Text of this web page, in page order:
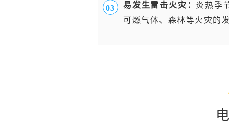
03 易发生雷击火灾： 炎热季
可燃气体、森林等火灾的